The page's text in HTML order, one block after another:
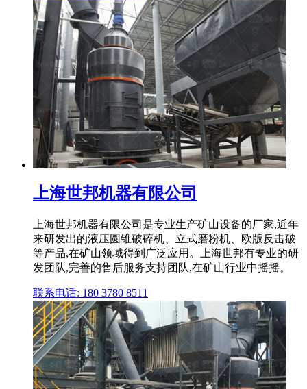
上海世邦机器有限公司
上海世邦机器有限公司是专业生产矿山设备的厂家,近年
来研发出的液压圆锥破碎机、立式磨粉机、欧版反击破
等产品,在矿山领域得到广泛应用。上海世邦有专业的研
发团队,完善的售后服务支持团队,在矿山行业中摇摇。
联系电话: 180 3780 8511